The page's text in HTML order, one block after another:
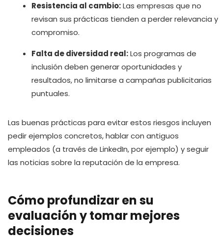
Resistencia al cambio:Las empresas que no
revisan sus prácticas tienden a perder relevancia y
compromiso.
Falta de diversidad real:Los programas de
inclusión deben generar oportunidades y
resultados, no limitarse a campañas publicitarias
puntuales.
Las buenas prácticas para evitar estos riesgos incluyen
pedir ejemplos concretos, hablar con antiguos
empleados (a través de LinkedIn, por ejemplo) y seguir
las noticias sobre la reputación de la empresa.
Cómo profundizar en su
evaluación y tomar mejores
decisiones